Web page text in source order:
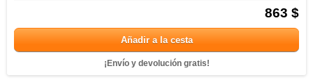
863 $
Añadir a la cesta
¡Envío y devolución gratis!